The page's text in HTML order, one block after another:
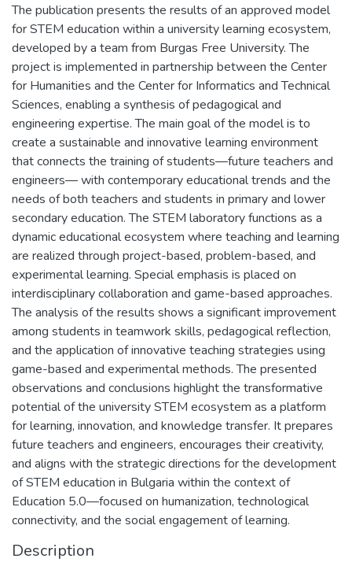
The publication presents the results of an approved model
for STEM education within a university learning ecosystem,
developed by a team from Burgas Free University. The
project is implemented in partnership between the Center
for Humanities and the Center for Informatics and Technical
Sciences, enabling a synthesis of pedagogical and
engineering expertise. The main goal of the model is to
create a sustainable and innovative learning environment
that connects the training of students—future teachers and
engineers— with contemporary educational trends and the
needs of both teachers and students in primary and lower
secondary education. The STEM laboratory functions as a
dynamic educational ecosystem where teaching and learning
are realized through project-based, problem-based, and
experimental learning. Special emphasis is placed on
interdisciplinary collaboration and game-based approaches.
The analysis of the results shows a significant improvement
among students in teamwork skills, pedagogical reflection,
and the application of innovative teaching strategies using
game-based and experimental methods. The presented
observations and conclusions highlight the transformative
potential of the university STEM ecosystem as a platform
for learning, innovation, and knowledge transfer. It prepares
future teachers and engineers, encourages their creativity,
and aligns with the strategic directions for the development
of STEM education in Bulgaria within the context of
Education 5.0—focused on humanization, technological
connectivity, and the social engagement of learning.
Description